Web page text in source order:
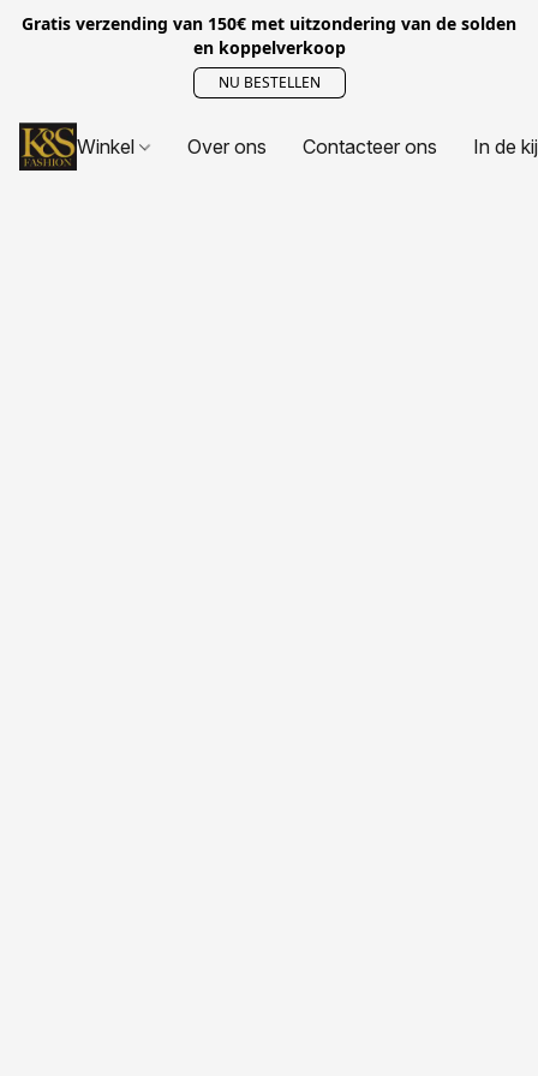
Gratis verzending van 150€ met uitzondering van de solden
en koppelverkoop
NU BESTELLEN
Winkel Over ons Contacteer ons In de